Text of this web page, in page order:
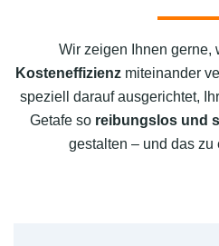
Wir zeigen Ihnen gerne,
Kosteneffizienz miteinander
speziell darauf ausgerichtet,
Getafe so reibungslos und
gestalten – und das zu